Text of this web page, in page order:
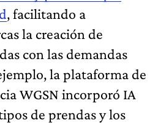
, facilitando a
la creación de
con las demandas
la plataforma de
WGSN incorporó IA
de prendas y los